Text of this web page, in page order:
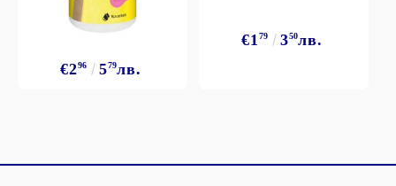
€296 579лв.
€1 79 350лв.